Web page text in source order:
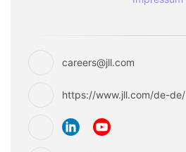
careers@jll.com
https://www.jll.com/de-de/